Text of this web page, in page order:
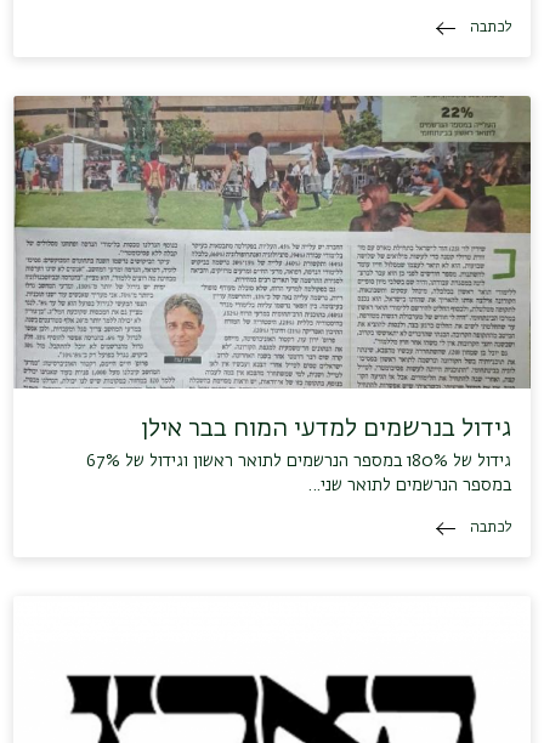
לכתבה
גידול בנרשמים למדעי המוח בבר אילן
גידול של 180% במספר הנרשמים לתואר ראשון וגידול של 67%
במספר הנרשמים לתואר שני…
לכתבה